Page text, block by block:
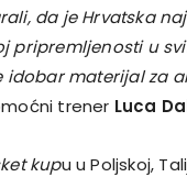
da je Hrvatska
pripremljenosti u
idobar materijal za
trener Luca
kupu u Poljskoj,